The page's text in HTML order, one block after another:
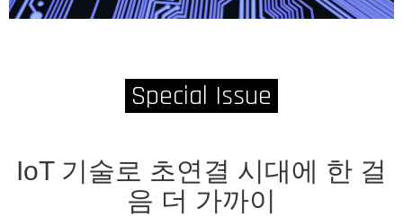
Special Issue
IoT 기술로 초연결 시대에 한 걸
음 더 가까이